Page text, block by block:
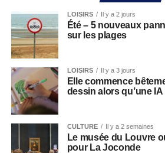
LOISIRS Il y a 2 jours
Été – 5 nouveaux
sur les plages
LOISIRS Il y a 3 jours
Elle commence
dessin alors qu’une
CULTURE Il y a 2 semaines
Le musée du Louvre
pour La Joconde